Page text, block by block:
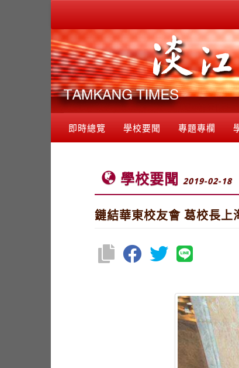
即時總覽 學校要聞 專題專欄
學校要聞 2019-02-18
鏈結華東校友會 葛校長上